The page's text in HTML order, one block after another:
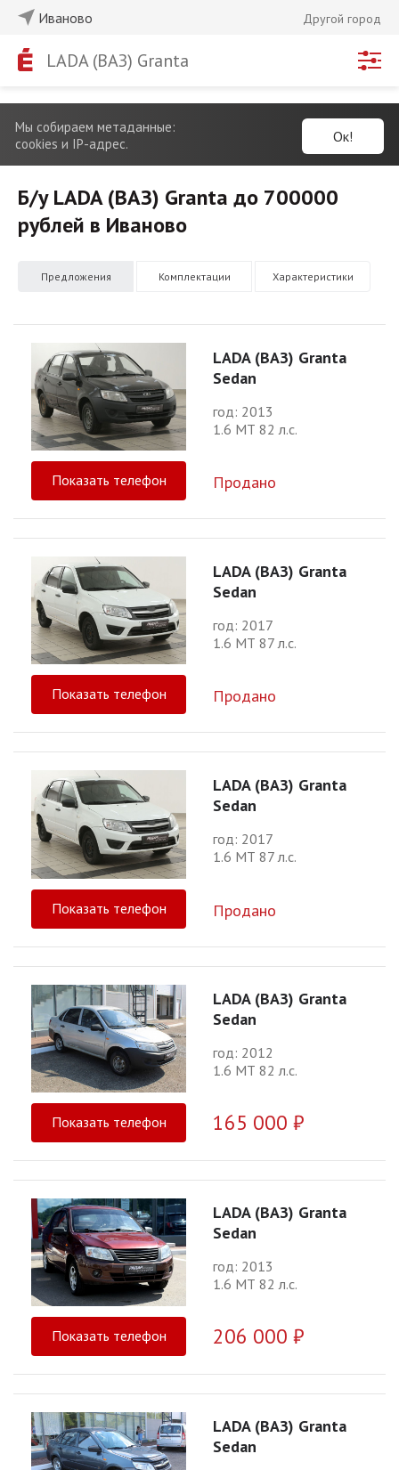
Иваново Другой город
LADA (ВАЗ) Granta
Мы собираем метаданные:
cookies и IP-адрес.
Ок!
Б/у LADA (ВАЗ) Granta до 700000
рублей в Иваново
Предложения Комплектации Характеристики
LADA (ВАЗ) Granta
Sedan
год: 2013
1.6 МТ 82 л.с.
Показать телефон Продано
LADA (ВАЗ) Granta
Sedan
год: 2017
1.6 МТ 87 л.с.
Показать телефон Продано
LADA (ВАЗ) Granta
Sedan
год: 2017
1.6 МТ 87 л.с.
Показать телефон Продано
LADA (ВАЗ) Granta
Sedan
год: 2012
1.6 МТ 82 л.с.
Показать телефон 165 000 ₽
LADA (ВАЗ) Granta
Sedan
год: 2013
1.6 МТ 82 л.с.
Показать телефон 206 000 ₽
LADA (ВАЗ) Granta
Sedan